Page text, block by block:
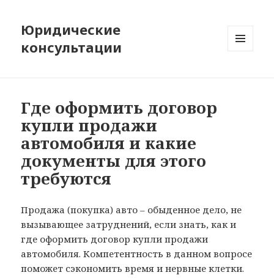
Юридические
консультации
Где оформить договор
купли продажи
автомобиля и какие
документы для этого
требуются
Продажа (покупка) авто – обыденное дело, не
вызывающее затруднений, если знать, как и
где оформить договор купли продажи
автомобиля. Компетентность в данном вопросе
поможет сэкономить время и нервные клетки.